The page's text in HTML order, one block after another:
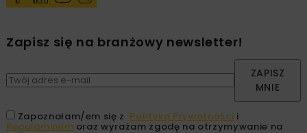
Zapisz się na branżowy newsletter!
ZAPISZ
MNIE
Zapoznałam/em się z Polityką Prywatności i
Regulaminem oraz wyrażam zgodę na otrzymywanie na